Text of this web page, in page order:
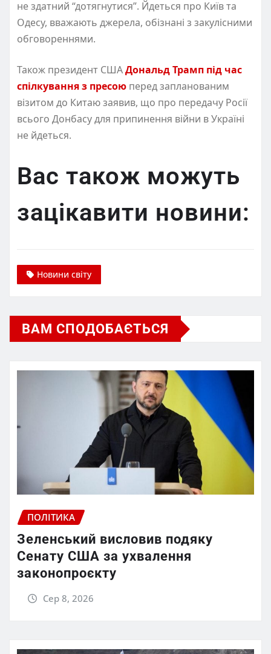
не здатний “дотягнутися”. Йдеться про Київ та
Одесу, вважають джерела, обізнані з закулісними
обговореннями.
Також президент СШАДональд Трамп під час
спілкування з пресою перед запланованим
візитом до Китаю заявив, що про передачу Росії
всього Донбасу для припинення війни в Україні
не йдеться.
Вас також можуть
зацікавити новини:
Новини світу
ВАМ СПОДОБАЄТЬСЯ
ПОЛІТИКА
Зеленський висловив подяку
Сенату США за ухвалення
законопроєкту
Сер 8, 2026